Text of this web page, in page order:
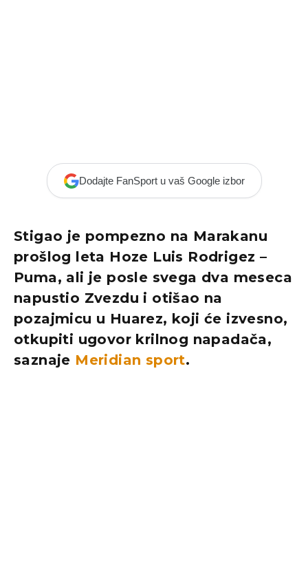
Dodajte FanSport u vaš Google izbor
Stigao je pompezno na Marakanu
prošlog leta Hoze Luis Rodrigez –
Puma, ali je posle svega dva meseca
napustio Zvezdu i otišao na
pozajmicu u Huarez, koji će izvesno,
otkupiti ugovor krilnog napadača,
saznaje Meridian sport.